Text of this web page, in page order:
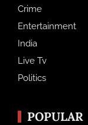
Crime
Entertainment
India
Live Tv
Politics
POPULAR